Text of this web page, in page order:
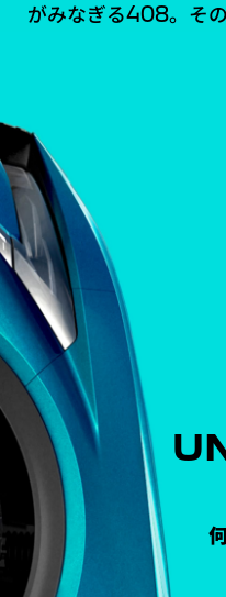
がみなぎる408。その